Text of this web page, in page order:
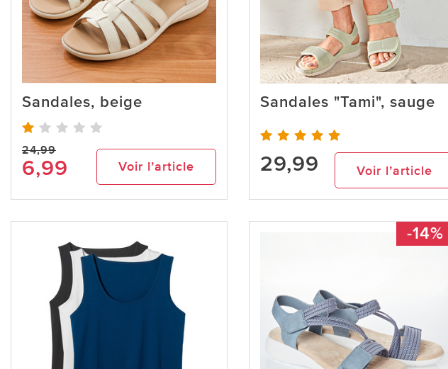
Sandales, beige
24,99
6,99 Voir l’article
Sandales "Tami", sauge
29,99 Voir l’article
-14%